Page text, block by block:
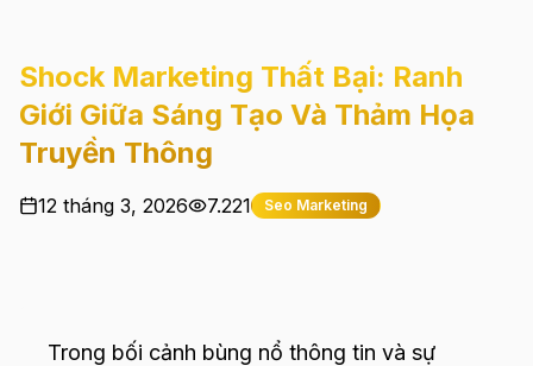
Shock Marketing Thất Bại: Ranh
Giới Giữa Sáng Tạo Và Thảm Họa
Truyền Thông
12 tháng 3, 2026 7.221 Seo Marketing
Trong bối cảnh bùng nổ thông tin và sự